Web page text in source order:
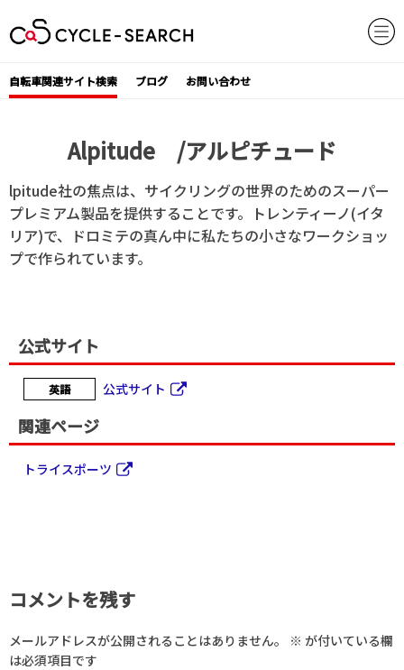
to
content
自転車関連サイト検索 ブログ お問い合わせ
Alpitude /アルピチュード
lpitude社の焦点は、サイクリングの世界のためのスーパー
プレミアム製品を提供することです。トレンティーノ(イタ
リア)で、ドロミテの真ん中に私たちの小さなワークショッ
プで作られています。
公式サイト
英語 公式サイト
関連ページ
トライスポーツ
コメントを残す
メールアドレスが公開されることはありません。 ※ が付いている欄
は必須項目です